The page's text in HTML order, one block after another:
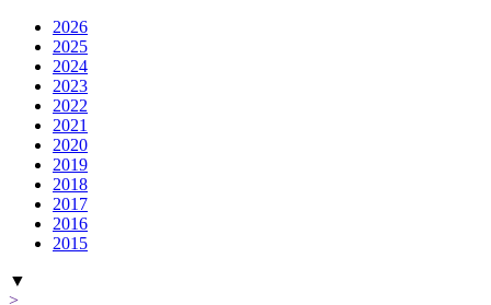
2026
2025
2024
2023
2022
2021
2020
2019
2018
2017
2016
2015
▼
>